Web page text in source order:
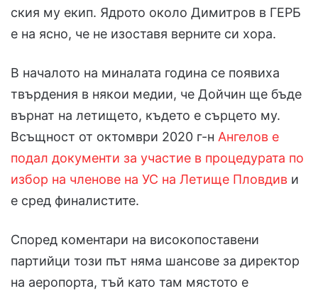
ския му екип. Ядрото около Димитров в ГЕРБ
е на ясно, че не изоставя верните си хора.
В началото на миналата година се появиха
твърдения в някои медии, че Дойчин ще бъде
върнат на летището, където е сърцето му.
Всъщност от октомври 2020 г-н Ангелов е
подал документи за участие в процедурата по
избор на членове на УС на Летище Пловдив и
е сред финалистите.
Според коментари на високопоставени
партийци този път няма шансове за директор
на аеропорта, тъй като там мястото е